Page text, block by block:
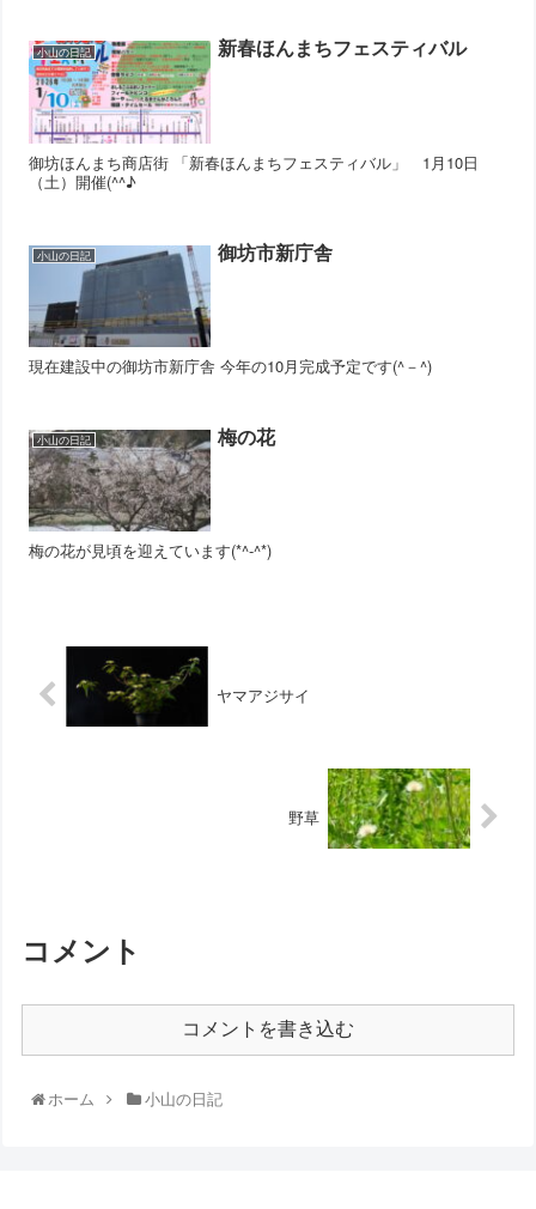
小山の日記 新春ほんまちフェスティバル
御坊ほんまち商店街 「新春ほんまちフェスティバル」 1月10日
（土）開催(^^♪
小山の日記 御坊市新庁舎
現在建設中の御坊市新庁舎 今年の10月完成予定です(^－^)
小山の日記 梅の花
梅の花が見頃を迎えています(*^-^*)
ヤマアジサイ
野草
コメント
コメントを書き込む
ホーム 小山の日記